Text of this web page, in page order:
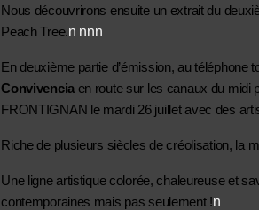
Nous découvrirons ensuite un extrait du
Peach Tree.n nnn
En deuxième partie d’émission, au
Convivencia en route sur les canaux du midi
FRONTIGNAN le mardi 26 juillet avec des
Riche de plusieurs siècles de créolisation, la
Une ligne artistique colorée, chaleureuse et
contemporaines mais pas seulement !n